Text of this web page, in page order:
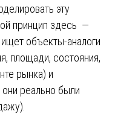
эту
принцип здесь —
объекты-аналоги
площади, состояния,
рынка) и
реально были